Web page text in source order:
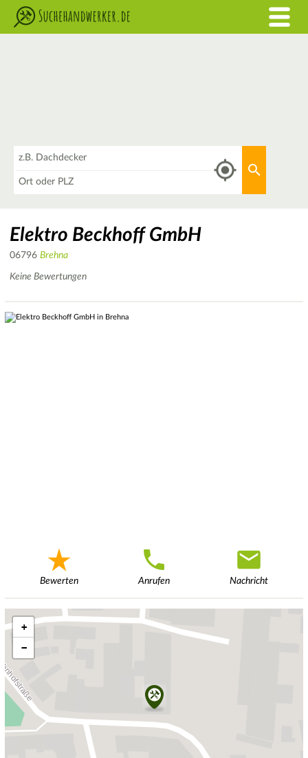
Elektro Beckhoff GmbH
06796 Brehna
Keine Bewertungen
Bewerten Anrufen Nachricht
+
−